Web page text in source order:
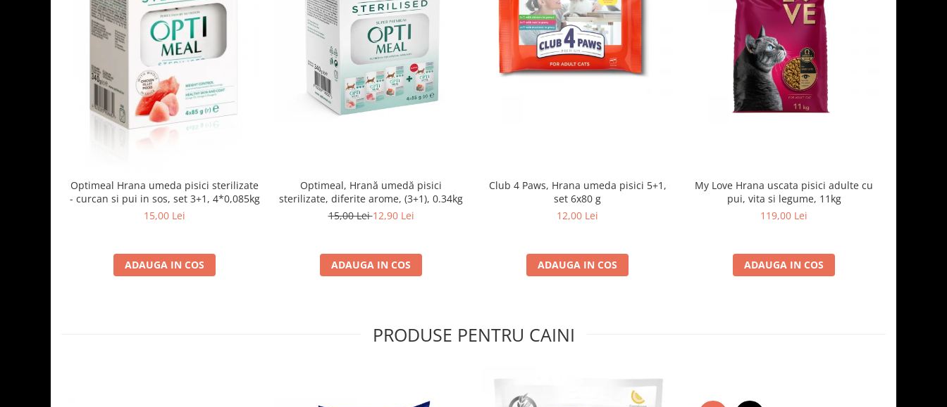
Optimeal Hrana umeda pisici sterilizate
- curcan si pui in sos, set 3+1, 4*0,085kg
15,00 Lei
ADAUGA IN COS
Optimeal, Hrană umedă pisici
sterilizate, diferite arome, (3+1), 0.34kg
15,00 Lei12,90 Lei
ADAUGA IN COS
Club 4 Paws, Hrana umeda pisici 5+1,
set 6x80 g
12,00 Lei
ADAUGA IN COS
My Love Hrana uscata pisici adulte cu
pui, vita si legume, 11kg
119,00 Lei
ADAUGA IN COS
PRODUSE PENTRU CAINI